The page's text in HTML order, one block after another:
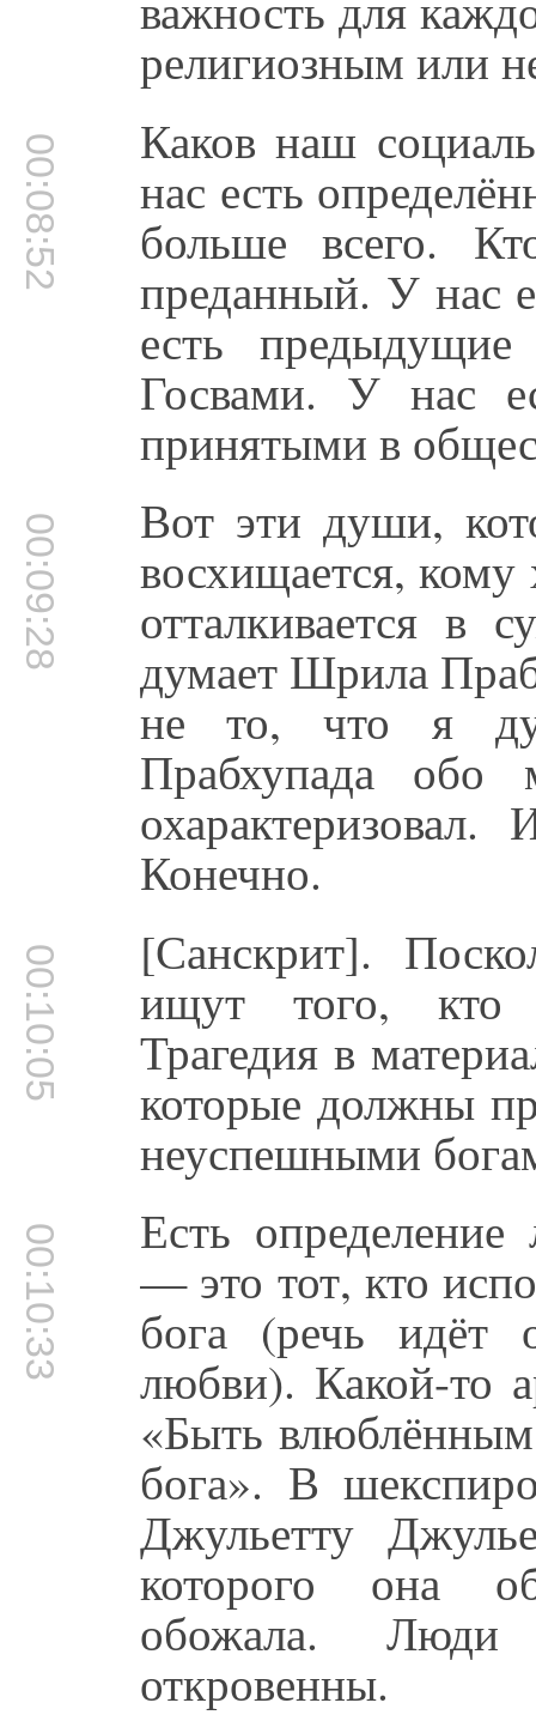
религиозным или
00:08:52 Каков наш
нас есть
больше всего.
преданный. У нас
есть
Госвами. У нас
принятыми в
00:09:28 Вот эти души,
восхищается, кому
отталкивается в
думает Шрила
не то, что я
Прабхупада
Конечно.
00:10:05 [Санскрит].
ищут того, кто
Трагедия в
которые должны
неуспешными
00:10:33 Есть
— это тот, кто
бога (речь идёт
любви). Какой-то
«Быть
бога». В
Джульетту
которого она
обожала. Люди
откровенны.